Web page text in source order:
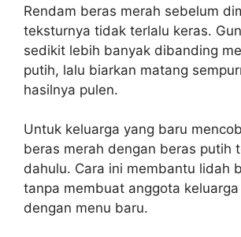
Rendam beras merah sebelum
teksturnya tidak terlalu keras.
sedikit lebih banyak dibanding
putih, lalu biarkan matang
hasilnya pulen.
Untuk keluarga yang baru
beras merah dengan beras putih
dahulu. Cara ini membantu lidah
tanpa membuat anggota
dengan menu baru.